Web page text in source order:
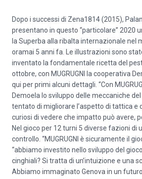
Dopo i successi di Zena1814 (2015),
presentano in questo “particolare” 2020
la Superba alla ribalta internazionale nel
oramai 5 anni fa. Le illustrazioni sono
inventato la fondamentale ricetta del
ottobre, con MUGRUGNI la cooperativa
qui per primi alcuni dettagli. “Con
Demoela lo sviluppo delle meccaniche
tentato di migliorare l’aspetto di tattica
curiosi di vedere che impatto può avere,
Nel gioco per 12 turni 5 diverse fazioni di
controllo. “MUGRUGNI è sicuramente il
“abbiamo investito nello sviluppo del
cinghiali? Si tratta di un’intuizione e una
Abbiamo immaginato Genova in un